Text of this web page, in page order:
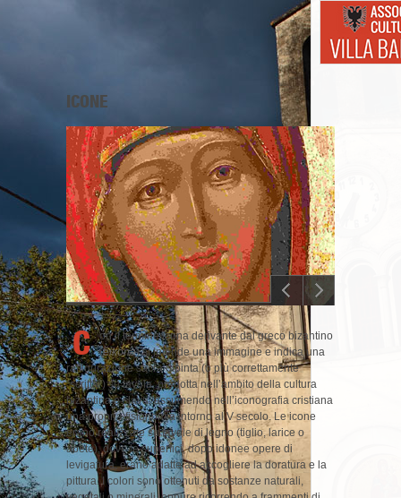
ICONE
C
on il termine icona derivante dal greco bizantino
(éikòna) si intende una immagine e indica una
raffigurazione sacra dipinta (o più correttamente
“scritta”) su tavola, prodotta nell’ambito della cultura
bizantina e slava, assumendo nell’iconografia cristiana
una propria fisionomia intorno al V secolo. Le icone
erano realizzate su tavole di legno (tiglio, larice o
abete), dove le superfici, dopo idonee opere di
levigatura, erano adatte ad accogliere la doratura e la
pittura. I colori sono ottenuti da sostanze naturali,